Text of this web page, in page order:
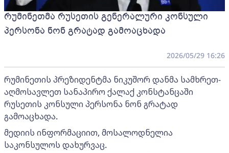
რუმინეთმა რუსეთის გენერალური კონსული
პერსონა ნონ გრატად გამოაცხადა
2026/05/29 16:26
რუმინეთის პრეზიდენტმა ნიკუშორ დანმა სამხრეთ-
აღმოსავლეთ სანაპირო ქალაქ კონსტანცაში
რუსეთის კონსული პერსონა ნონ გრატად
გამოაცხადა.
მედიის ინფორმაციით, მოსალოდნელია
საკონსულოს დახურვაც.